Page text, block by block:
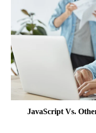
JavaScript Vs.